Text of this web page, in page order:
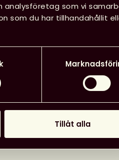
analysföretag som vi
som du har tillhandahållit
Tillåt alla